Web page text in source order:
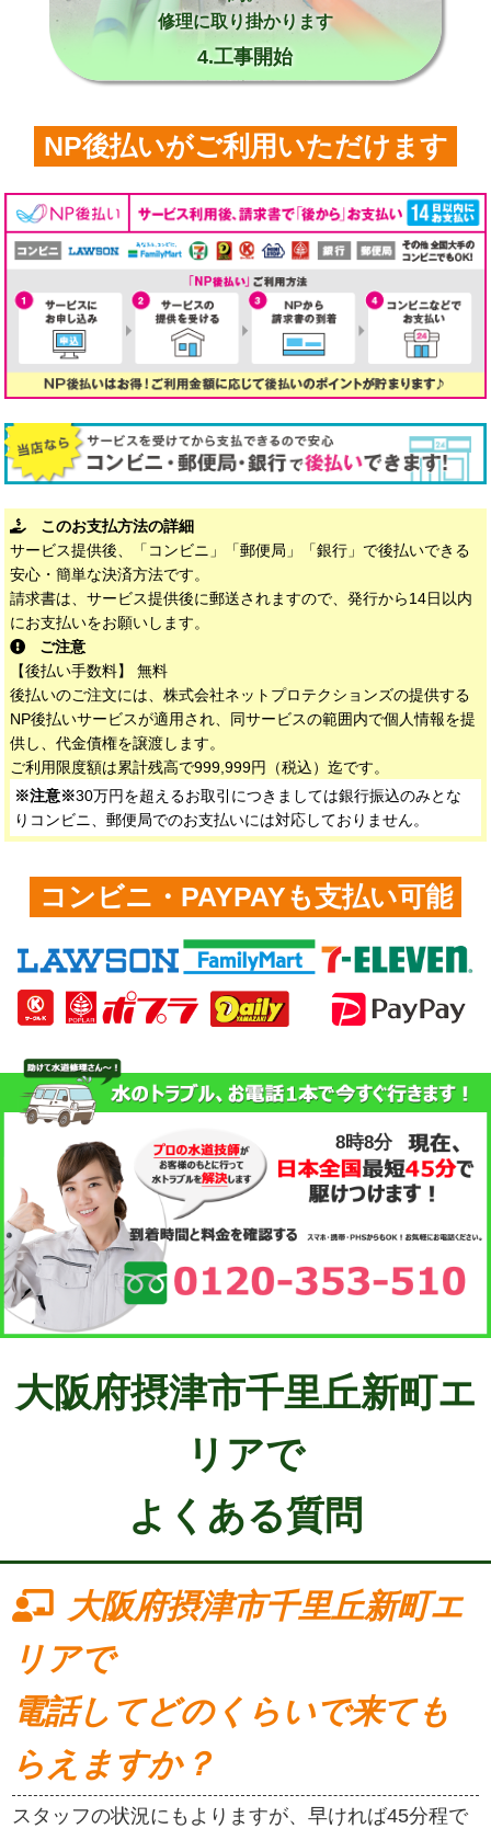
修理に取り掛かります
4.工事開始
NP後払いがご利用いただけます
このお支払方法の詳細
サービス提供後、「コンビニ」「郵便局」「銀行」で後払いできる
安心・簡単な決済方法です。
請求書は、サービス提供後に郵送されますので、発行から14日以内
にお支払いをお願いします。
ご注意
【後払い手数料】 無料
後払いのご注文には、株式会社ネットプロテクションズの提供する
NP後払いサービスが適用され、同サービスの範囲内で個人情報を提
供し、代金債権を譲渡します。
ご利用限度額は累計残高で999,999円（税込）迄です。
※注意※30万円を超えるお取引につきましては銀行振込のみとな
りコンビニ、郵便局でのお支払いには対応しておりません。
コンビニ・PAYPAYも支払い可能
8時8分
大阪府摂津市千里丘新町エ
リアで
よくある質問
大阪府摂津市千里丘新町エ
リアで
電話してどのくらいで来ても
らえますか？
スタッフの状況にもよりますが、早ければ45分程で